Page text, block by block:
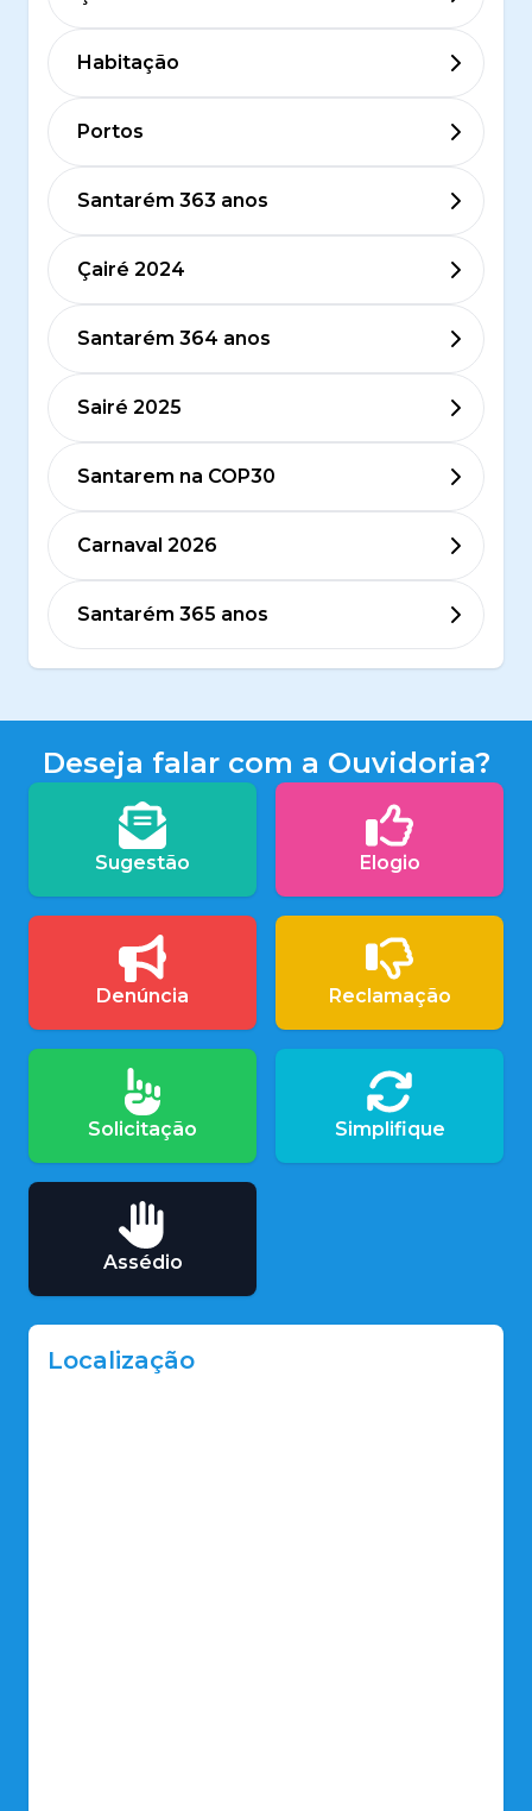
Habitação
Portos
Santarém 363 anos
Çairé 2024
Santarém 364 anos
Sairé 2025
Santarem na COP30
Carnaval 2026
Santarém 365 anos
Deseja falar com a Ouvidoria?
Sugestão Elogio
Denúncia Reclamação
Solicitação Simplifique
Assédio
Localização